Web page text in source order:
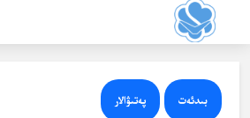
بىدئەت پەتىۋالار